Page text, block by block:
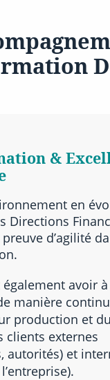
&
en
Directions
d’agilité
également avoir
manière
production et
clients externes
autorités) et